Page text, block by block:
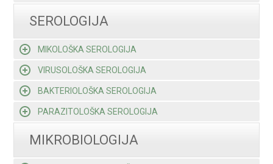
SEROLOGIJA
MIKOLOŠKA SEROLOGIJA
VIRUSOLOŠKA SEROLOGIJA
BAKTERIOLOŠKA SEROLOGIJA
PARAZITOLOŠKA SEROLOGIJA
MIKROBIOLOGIJA